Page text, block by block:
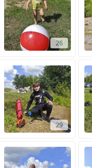
26
29